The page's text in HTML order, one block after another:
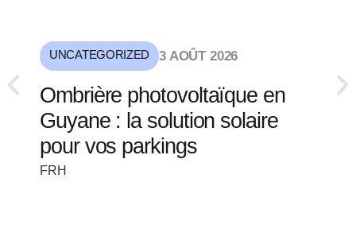
UNCATEGORIZED 3 AOÛT 2026
Ombrière photovoltaïque en
Guyane : la solution solaire
pour vos parkings
FRH